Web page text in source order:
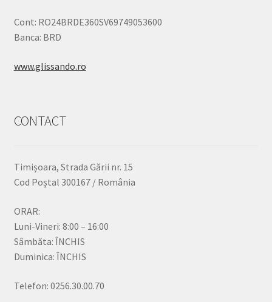
Cont: RO24BRDE360SV69749053600
Banca: BRD
www.glissando.ro
CONTACT
Timișoara, Strada Gării nr. 15
Cod Poștal 300167 / România
ORAR:
Luni-Vineri: 8:00 – 16:00
Sâmbăta: ÎNCHIS
Duminica: ÎNCHIS
Telefon: 0256.30.00.70